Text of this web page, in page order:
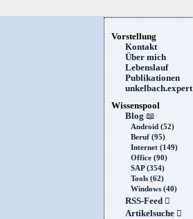
Vorstellung
Kontakt
Über mich
Lebenslauf
Publikationen
unkelbach.expert
Wissenspool
Blog 📖
Android (52)
Beruf (95)
Internet (149)
Office (90)
SAP (354)
Tools (62)
Windows (40)
RSS-Feed 
Artikelsuche 